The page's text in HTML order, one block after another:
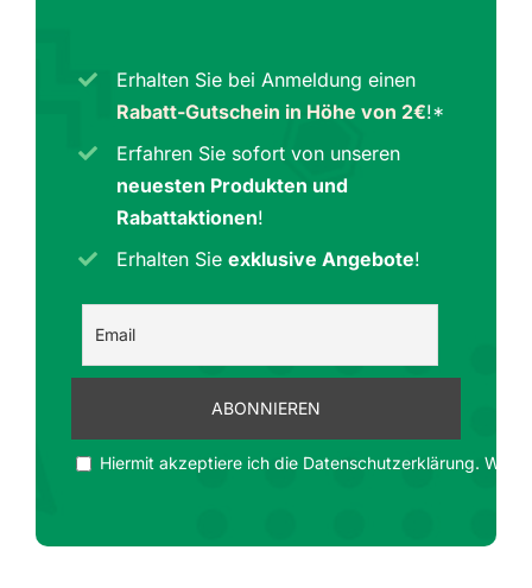
Erhalten Sie bei Anmeldung einen
Rabatt-Gutschein in Höhe von 2€!*
Erfahren Sie sofort von unseren
neuesten Produkten und
Rabattaktionen!
Erhalten Sieexklusive Angebote!
Hiermit akzeptiere ich die Datenschutzerklärung. Wir